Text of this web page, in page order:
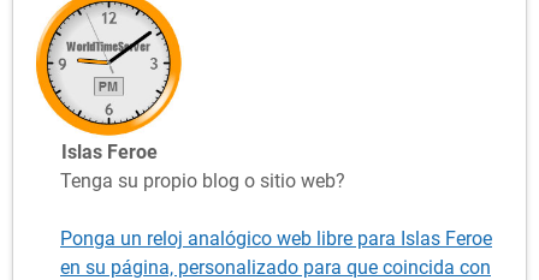
Islas Feroe
Tenga su propio blog o sitio web?
Ponga un reloj analógico web libre para Islas Feroe
en su página, personalizado para que coincida con